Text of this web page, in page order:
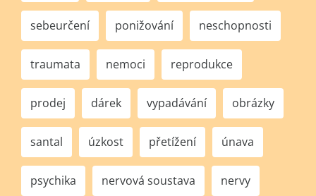
sebeurčení ponižování neschopnosti
traumata nemoci reprodukce
prodej dárek vypadávání obrázky
santal úzkost přetížení únava
psychika nervová soustava nervy